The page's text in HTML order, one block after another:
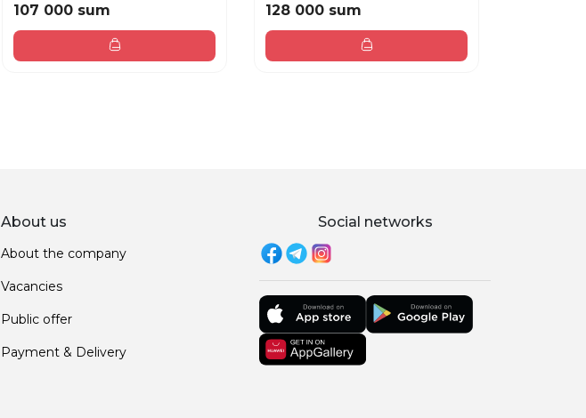
107 000 sum 128 000 sum
About us
About the company
Vacancies
Public offer
Payment & Delivery
Social networks